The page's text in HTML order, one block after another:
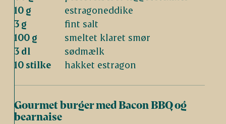
10 g
estragoneddike
3 g
fint salt
100 g
smeltet klaret smør
3 dl
sødmælk
10 stilke
hakket estragon
Gourmet burger med Bacon BBQ og
bearnaise